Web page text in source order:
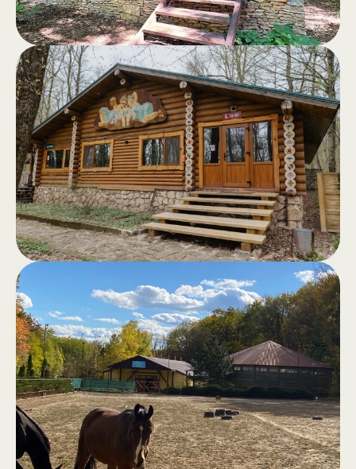
Комфортабельные деревянные
домики с террасой и панорамным
видом на лес — идеальное
убежище от городской спешки.
Домики .
Классическая сауна, хамам,
открытый джакузи, бассейн и зона
для барбекю — всё для отличного
настроения и полного комфорта.
Сауна в лесу.